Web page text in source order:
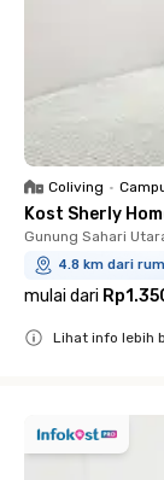
Coliving •
Kost Sherly
Gunung Sahari
4.8 km dari
mulai dari
Lihat info lebih